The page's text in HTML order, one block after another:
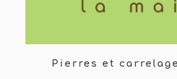
Pierres et